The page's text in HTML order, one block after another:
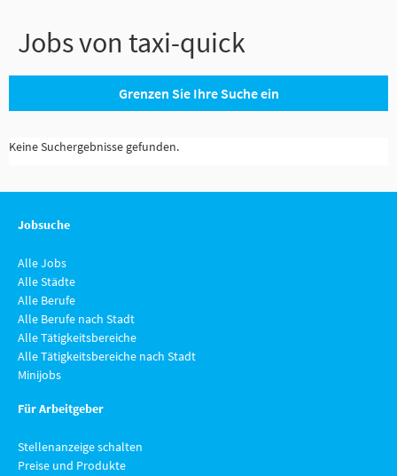
Jobs von taxi-quick
Grenzen Sie Ihre Suche ein
Keine Suchergebnisse gefunden.
Jobsuche
Alle Jobs
Alle Städte
Alle Berufe
Alle Berufe nach Stadt
Alle Tätigkeitsbereiche
Alle Tätigkeitsbereiche nach Stadt
Minijobs
Für Arbeitgeber
Stellenanzeige schalten
Preise und Produkte